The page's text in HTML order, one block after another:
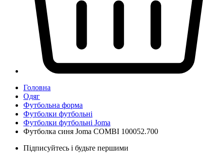
Головна
Одяг
Футбольна форма
Футболки футбольні
Футболки футбольні Joma
Футболка синя Joma COMBI 100052.700
Підписуйтесь і будьте першими